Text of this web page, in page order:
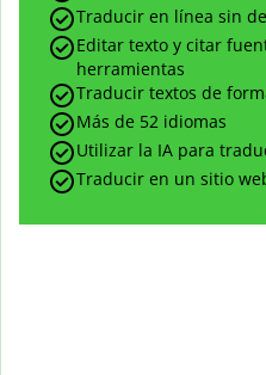
Traducir en línea sin
Editar texto y citar
herramientas
Traducir textos de
Más de 52 idiomas
Utilizar la IA para
Traducir en un sitio